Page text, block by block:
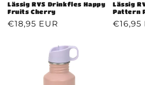
Lässig RVS Drinkfles Happy
Fruits Cherry
Normale
€18,95 EUR
Lässig
Pattern
€16,95